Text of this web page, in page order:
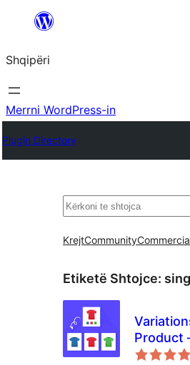
Hidhu
lënda
Shqipëri
Merrni WordPress-in
Plugin Directory
Kërko
KrejtCommunity
Etiketë Shtojce:
Product
Single